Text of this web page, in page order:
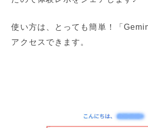
使い方は、とっても簡単！「
アクセスできます。